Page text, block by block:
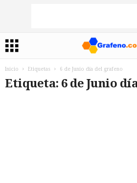
Inicio Etiquetas 6 de Junio día del grafeno
Etiqueta: 6 de Junio